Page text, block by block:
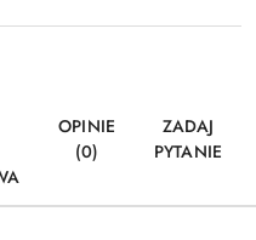
OPINIE
(0)
ZADAJ
PYTANIE